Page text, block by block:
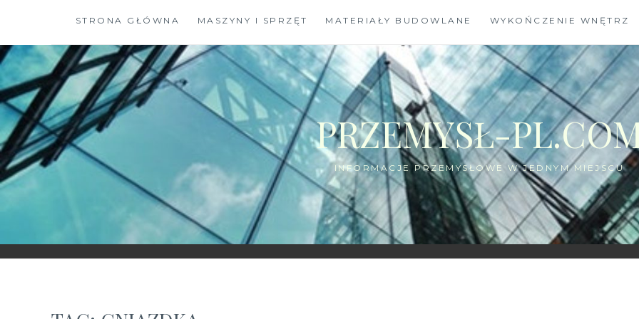
content
STRONA GŁÓWNA MASZYNY I SPRZĘT MATERIAŁY BUDOWLANE WYKOŃCZENIE WNĘTRZ
PRZEMYSŁ-
INFORMACJE PRZEMYSŁOWE W JEDNYM MIEJSCU